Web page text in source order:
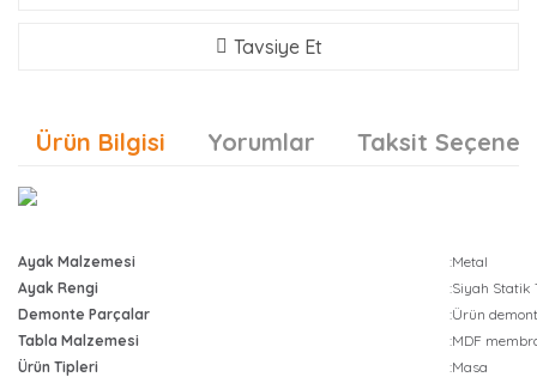
Tavsiye Et
Ürün Bilgisi Yorumlar Taksit
Ayak Malzemesi
:Metal
Ayak Rengi
:Siyah Statik
Demonte Parçalar
:Ürün
Tabla Malzemesi
:MDF
Ürün Tipleri
:Masa